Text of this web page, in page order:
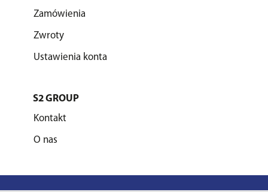
Zamówienia
Zwroty
Ustawienia konta
S2 GROUP
Kontakt
O nas